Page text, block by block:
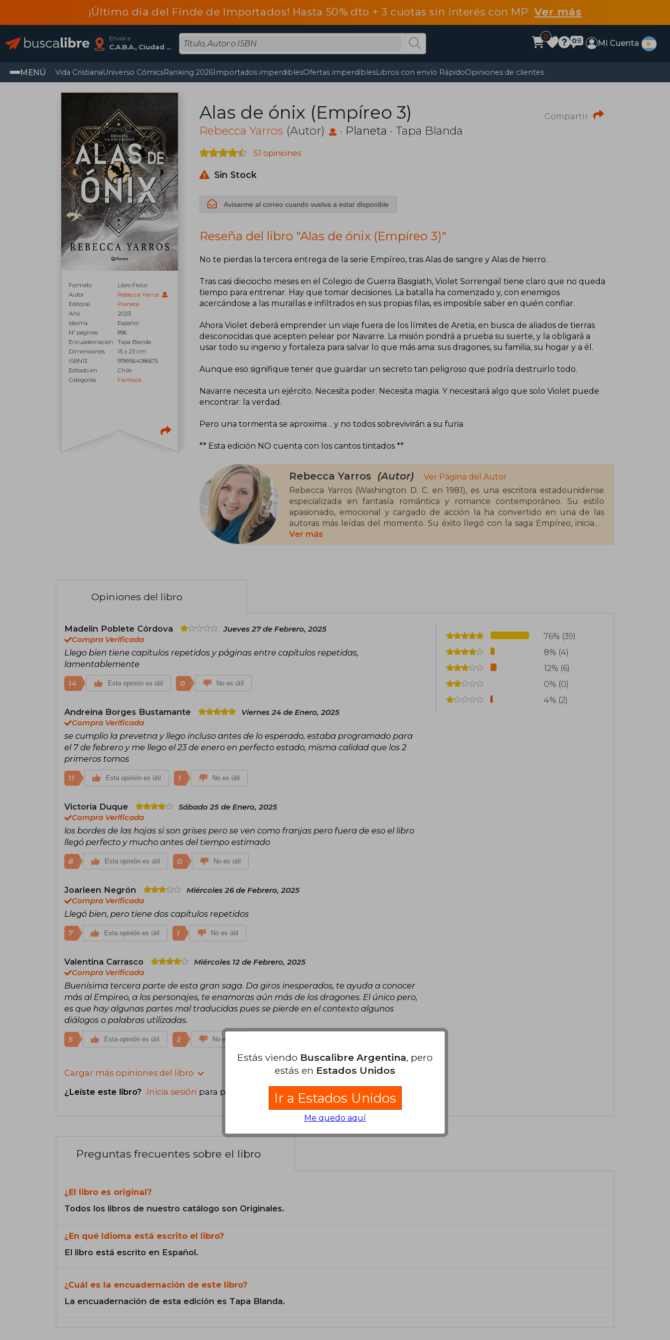
¡Último día del Finde de Importados! Hasta 50% dto + 3 cuotas sin interés con MP Ver más
Enviar a
C.A.B.A., Ciudad Autónoma De Buenos Aires
0
Mi Cuenta
MENÚ Vida CristianaUniverso CómicsRanking 2026Importados imperdiblesOfertas imperdiblesLibros con envío RápidoOpiniones de clientes
Formato
Libro Físico
Autor
Rebecca Yarros
Editorial
Planeta
Año
2025
Idioma
Español
N° páginas
896
Encuadernación
Tapa Blanda
Dimensiones
15 x 23 cm
ISBN13
9789564086675
Editado en
Chile
Categorías
Fantasía
Compartir
Alas de ónix (Empíreo 3)
Rebecca Yarros (Autor) · Planeta · Tapa Blanda
51 opiniones
Sin Stock
Avisarme al correo cuando vuelva a estar disponible
Reseña del libro "Alas de ónix (Empíreo 3)"
No te pierdas la tercera entrega de la serie Empíreo, tras Alas de sangre y Alas de hierro.
Tras casi dieciocho meses en el Colegio de Guerra Basgiath, Violet Sorrengail tiene claro que no queda
tiempo para entrenar. Hay que tomar decisiones. La batalla ha comenzado y, con enemigos
acercándose a las murallas e infiltrados en sus propias filas, es imposible saber en quién confiar.
Ahora Violet deberá emprender un viaje fuera de los límites de Aretia, en busca de aliados de tierras
desconocidas que acepten pelear por Navarre. La misión pondrá a prueba su suerte, y la obligará a
usar todo su ingenio y fortaleza para salvar lo que más ama: sus dragones, su familia, su hogar y a él.
Aunque eso signifique tener que guardar un secreto tan peligroso que podría destruirlo todo.
Navarre necesita un ejército. Necesita poder. Necesita magia. Y necesitará algo que solo Violet puede
encontrar: la verdad.
Pero una tormenta se aproxima… y no todos sobrevivirán a su furia.
** Esta edición NO cuenta con los cantos tintados **
Rebecca Yarros (Autor)
Ver Página del Autor
Rebecca Yarros (Washington D. C. en 1981), es una escritora estadounidense
especializada en fantasía romántica y romance contemporáneo. Su estilo
apasionado, emocional y cargado de acción la ha convertido en una de las
autoras más leídas del momento. Su éxito llegó con la saga Empíreo, iniciada
con Alas de sangre (Fourth Wing), seguida por Alas de hierro (Iron Flame) y
Alas de ónix (Onyx Storm), una trilogía ambientada en una academia militar
Ver más
Opiniones del libro
Madelin Poblete Córdova
Jueves 27 de Febrero, 2025
Compra Verificada
Llego bien tiene capítulos repetidos y páginas entre capítulos repetidas,
lamentablemente
14 Esta opinión es útil 0 No es útil
Andreina Borges Bustamante
Viernes 24 de Enero, 2025
Compra Verificada
se cumplio la prevetna y llego incluso antes de lo esperado, estaba programado para
el 7 de febrero y me llego el 23 de enero en perfecto estado, misma calidad que los 2
primeros tomos
11 Esta opinión es útil 1 No es útil
Victoria Duque
Sábado 25 de Enero, 2025
Compra Verificada
los bordes de las hojas si son grises pero se ven como franjas pero fuera de eso el libro
llegó perfecto y mucho antes del tiempo estimado
8 Esta opinión es útil 0 No es útil
Joarleen Negrón
Miércoles 26 de Febrero, 2025
Compra Verificada
Llegó bien, pero tiene dos capítulos repetidos
7 Esta opinión es útil 1 No es útil
Valentina Carrasco
Miércoles 12 de Febrero, 2025
Compra Verificada
Buenísima tercera parte de esta gran saga. Da giros inesperados, te ayuda a conocer
más al Empireo, a los personajes, te enamoras aún más de los dragones. El único pero,
es que hay algunas partes mal traducidas pues se pierde en el contexto algunos
diálogos o palabras utilizadas.
5 Esta opinión es útil 2 No es útil
Cargar más opiniones del libro
¿Leíste este libro? Inicia sesión para poder agregar tu propia evaluación .
76% (39)
8% (4)
12% (6)
0% (0)
4% (2)
Preguntas frecuentes sobre el libro
¿El libro es original?
Todos los libros de nuestro catálogo son Originales.
¿En qué Idioma está escrito el libro?
El libro está escrito en Español.
¿Cuál es la encuadernación de este libro?
La encuadernación de esta edición es Tapa Blanda.
Estás viendo Buscalibre Argentina, pero
estás en Estados Unidos
Ir a Estados Unidos
Me quedo aquí